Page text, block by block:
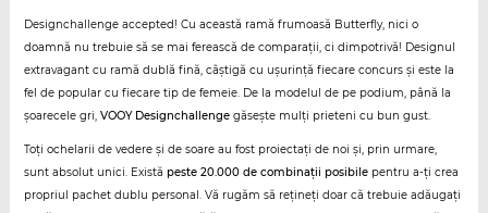
Designchallenge accepted! Cu această ramă frumoasă Butterfly, nici o
doamnă nu trebuie să se mai ferească de comparații, ci dimpotrivă! Designul
extravagant cu ramă dublă fină, câștigă cu ușurință fiecare concurs și este la
fel de popular cu fiecare tip de femeie. De la modelul de pe podium, până la
șoarecele gri, VOOY Designchallengegăsește mulți prieteni cu bun gust.
Toți ochelarii de vedere și de soare au fost proiectați de noi și, prin urmare,
sunt absolut unici. Există peste 20.000 de combinații posibilepentru a-ți crea
propriul pachet dublu personal. Vă rugăm să rețineți doar că trebuie adăugați